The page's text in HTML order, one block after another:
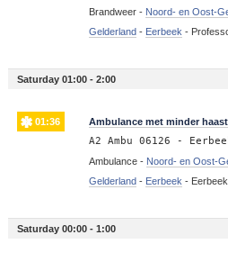
Brandweer - Noord- en Oost-
Gelderland- Eerbeek -
Saturday 01:00 - 2:00
01:36 Ambulance met minder
A2 Ambu 06126 -
Ambulance - Noord- en Oost-
Gelderland- Eerbeek - Eerbeek
Saturday 00:00 - 1:00